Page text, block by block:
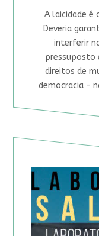
A laicidade é
Deveria
interferir
pressuposto
direitos de
democracia –